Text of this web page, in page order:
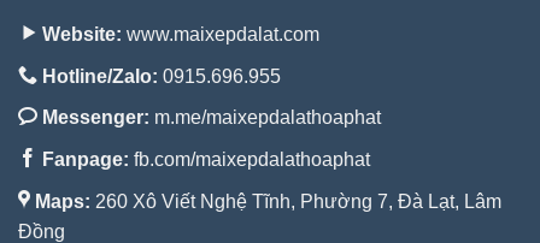
Website: www.maixepdalat.com
Hotline/Zalo: 0915.696.955
Messenger: m.me/maixepdalathoaphat
Fanpage: fb.com/maixepdalathoaphat
Maps: 260 Xô Viết Nghệ Tĩnh, Phường 7, Đà Lạt, Lâm
Đồng